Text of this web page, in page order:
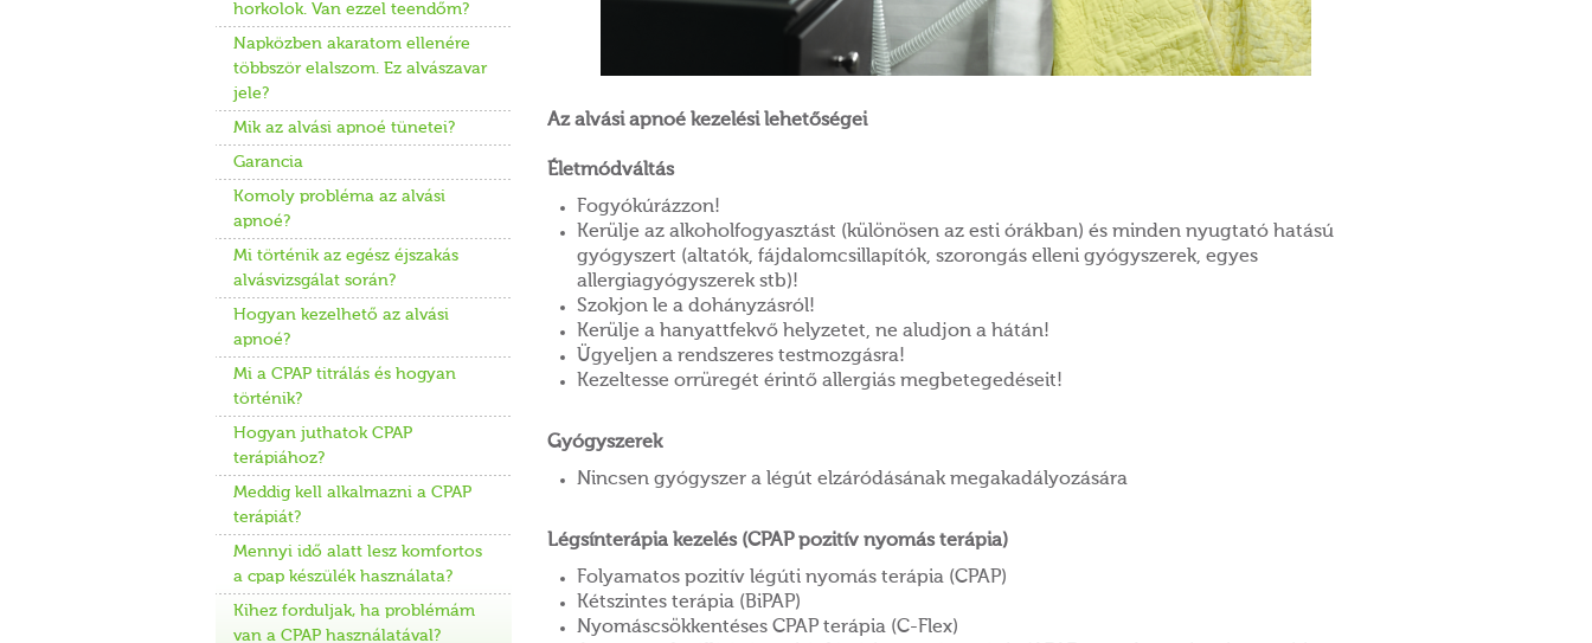
horkolok. Van ezzel teendőm?
Napközben akaratom ellenére
többször elalszom. Ez alvászavar
jele?
Mik az alvási apnoé tünetei?
Garancia
Komoly probléma az alvási
apnoé?
Mi történik az egész éjszakás
alvásvizsgálat során?
Hogyan kezelhető az alvási
apnoé?
Mi a CPAP titrálás és hogyan
történik?
Hogyan juthatok CPAP
terápiához?
Meddig kell alkalmazni a CPAP
terápiát?
Mennyi idő alatt lesz komfortos
a cpap készülék használata?
Kihez forduljak, ha problémám
van a CPAP használatával?
Az alvási apnoé kezelési lehetőségei
Életmódváltás
Fogyókúrázzon!
Kerülje az alkoholfogyasztást (különösen az esti órákban) és minden nyugtató hatású
gyógyszert (altatók, fájdalomcsillapítók, szorongás elleni gyógyszerek, egyes
allergiagyógyszerek stb)!
Szokjon le a dohányzásról!
Kerülje a hanyattfekvő helyzetet, ne aludjon a hátán!
Ügyeljen a rendszeres testmozgásra!
Kezeltesse orrüregét érintő allergiás megbetegedéseit!
Gyógyszerek
Nincsen gyógyszer a légút elzáródásának megakadályozására
Légsínterápia kezelés (CPAP pozitív nyomás terápia)
Folyamatos pozitív légúti nyomás terápia (CPAP)
Kétszintes terápia (BiPAP)
Nyomáscsökkentéses CPAP terápia (C-Flex)